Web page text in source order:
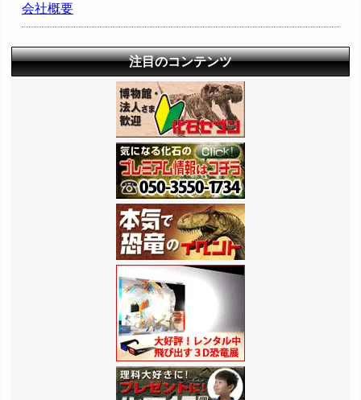
会社概要
注目のコンテンツ